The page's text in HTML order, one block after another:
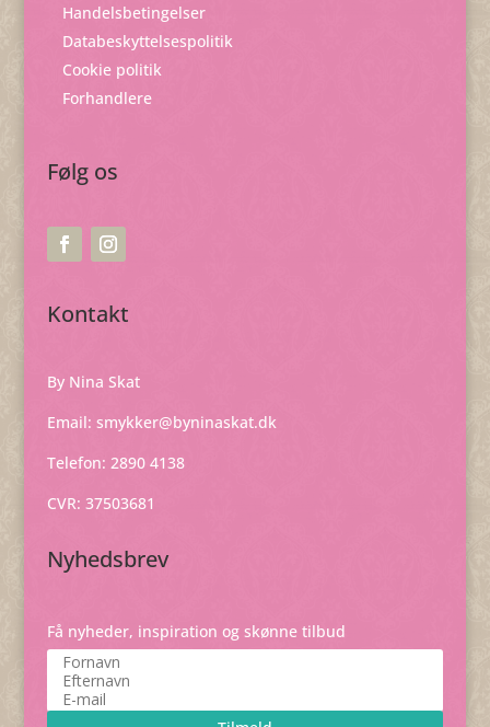
Handelsbetingelser
Databeskyttelsespolitik
Cookie politik
Forhandlere
Følg os
Kontakt
By Nina Skat
Email: smykker@byninaskat.dk
Telefon: 2890 4138
CVR: 37503681
Nyhedsbrev
Få nyheder, inspiration og skønne tilbud